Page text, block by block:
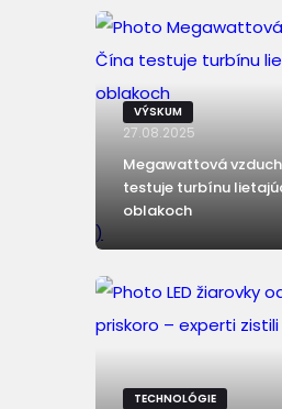
)
VÝSKUM
27.08.2025
Megawattová
testuje turbínu
oblakoch
TECHNOLÓGIE